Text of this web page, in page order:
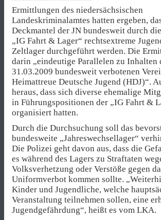
Ermittlungen des niedersächsischen
Landeskriminalamtes hatten ergeben,
Deckmantel der JN bundesweit durch
„IG Fahrt & Lager“ rechtsextreme
Zeltlager durchgeführt werden. Die
darin „eindeutige Parallelen zu Inhalten
31.03.2009 bundesweit verbotenen
Heimattreue Deutsche Jugend (HDJ)“.
heraus, dass sich diverse ehemalige
in Führungspositionen der „IG Fahrt &
organisiert hatten.
Durch die Durchsuchung soll das
bundesweite „Jahreswechsellager“
Die Polizei geht davon aus, dass die
es während des Lagers zu Straftaten
Volksverhetzung oder Verstöße gegen
Uniformverbot kommen sollte.
Kinder und Jugendliche, welche
Veranstaltung teilnehmen sollen, eine
Jugendgefährdung“, heißt es vom LKA.